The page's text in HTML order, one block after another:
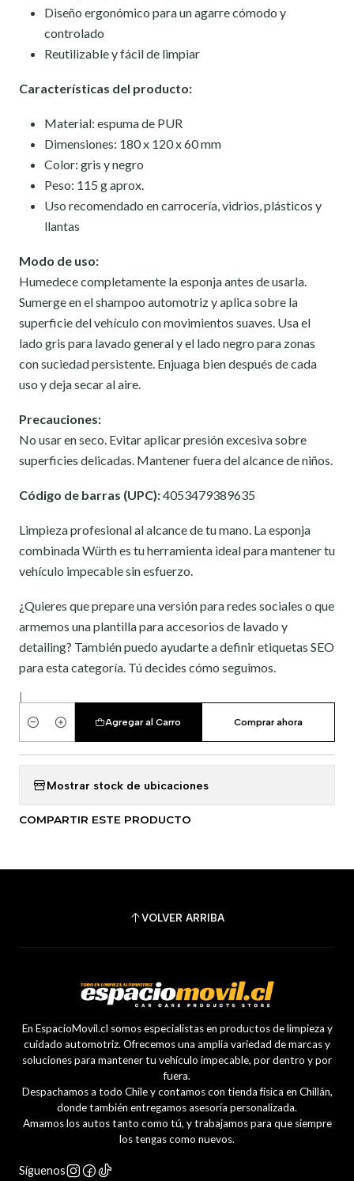
Diseño ergonómico para un agarre cómodo y
controlado
Reutilizable y fácil de limpiar
Características del producto:
Material: espuma de PUR
Dimensiones: 180 x 120 x 60 mm
Color: gris y negro
Peso: 115 g aprox.
Uso recomendado en carrocería, vidrios, plásticos y
llantas
Modo de uso:
Humedece completamente la esponja antes de usarla.
Sumerge en el shampoo automotriz y aplica sobre la
superficie del vehículo con movimientos suaves. Usa el
lado gris para lavado general y el lado negro para zonas
con suciedad persistente. Enjuaga bien después de cada
uso y deja secar al aire.
Precauciones:
No usar en seco. Evitar aplicar presión excesiva sobre
superficies delicadas. Mantener fuera del alcance de niños.
Código de barras (UPC):4053479389635
Limpieza profesional al alcance de tu mano. La esponja
combinada Würth es tu herramienta ideal para mantener tu
vehículo impecable sin esfuerzo.
¿Quieres que prepare una versión para redes sociales o que
armemos una plantilla para accesorios de lavado y
detailing? También puedo ayudarte a definir etiquetas SEO
para esta categoría. Tú decides cómo seguimos.
Cantidad
Agregar al Carro Comprar ahora
Mostrar stock de ubicaciones
COMPARTIR ESTE PRODUCTO
VOLVER ARRIBA
En EspacioMovil.cl somos especialistas en productos de limpieza y
cuidado automotriz. Ofrecemos una amplia variedad de marcas y
soluciones para mantener tu vehículo impecable, por dentro y por
fuera.
Despachamos a todo Chile y contamos con tienda física en Chillán,
donde también entregamos asesoría personalizada.
Amamos los autos tanto como tú, y trabajamos para que siempre
los tengas como nuevos.
Síguenos